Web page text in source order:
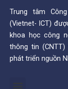
Trung tâm
(Vietnet- ICT)
khoa học công
thông tin
phát triển nguồn
Menu